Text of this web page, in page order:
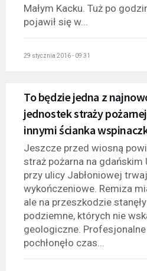
Małym Kacku. Tuż po
pojawił się w...
29 stycznia 2016 - 09:31
To będzie jedna z
jednostek straży
innymi ścianka
Jeszcze przed wiosną
straż pożarna na gdańskim
przy ulicy Jabłoniowej
wykończeniowe. Remiza
ale na przeszkodzie
podziemne, których nie
geologiczne.
pochłonęło czas...